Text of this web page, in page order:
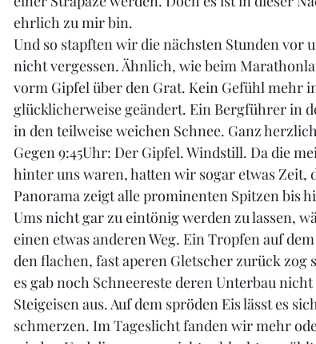
ehrlich zu mir bin.
Und so stapften wir die nächsten Stunden vor
nicht vergessen. Ähnlich, wie beim
vorm Gipfel über den Grat. Kein Gefühl mehr
glücklicherweise geändert. Ein Bergführer in
in den teilweise weichen Schnee. Ganz
Gegen 9:45Uhr: Der Gipfel. Windstill. Da die
hinter uns waren, hatten wir sogar etwas Zeit,
Panorama zeigt alle prominenten Spitzen bis
Ums nicht gar zu eintönig werden zu lassen,
einen etwas anderen Weg. Ein Tropfen auf
den flachen, fast aperen Gletscher zurück
es gab noch Schneereste deren Unterbau
Steigeisen aus. Auf dem spröden Eis lässt es
schmerzen. Im Tageslicht fanden wir mehr